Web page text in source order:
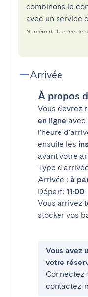
combinons le
avec un service
Numéro de licence de
Arrivée
À propos
Vous devrez
en ligne avec
l'heure
ensuite les
avant votre
Type
Arrivée : à
Départ: 11:00
Vous arrivez
stocker vos
Vous avez
votre
contactez-